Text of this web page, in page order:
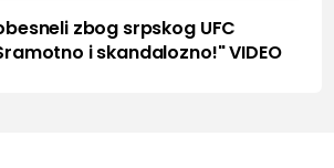
zbog srpskog UFC
i skandalozno!" VIDEO